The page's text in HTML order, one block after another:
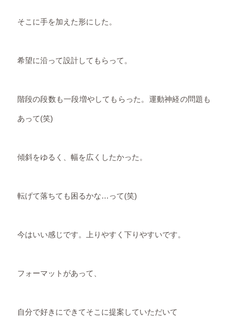
そこに手を加えた形にした。
希望に沿って設計してもらって。
階段の段数も一段増やしてもらった。運動神経の問題も
あって(笑)
傾斜をゆるく、幅を広くしたかった。
転げて落ちても困るかな…って(笑)
今はいい感じです。上りやすく下りやすいです。
フォーマットがあって、
自分で好きにできてそこに提案していただいて